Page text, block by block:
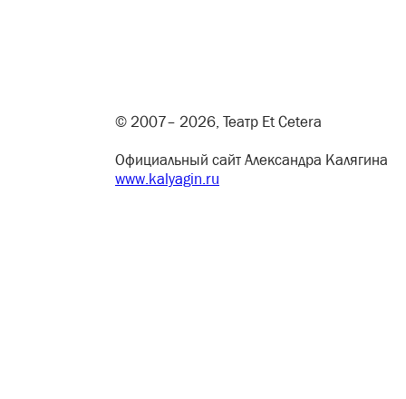
© 2007– 2026, Театр Et Cetera
Официальный сайт Александра Калягина
www.kalyagin.ru